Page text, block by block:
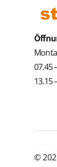
07.45
13.15
©